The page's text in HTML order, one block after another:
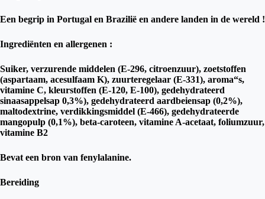
Een begrip in Portugal en Brazilië en andere landen in de wereld !
Ingrediënten en allergenen :
Suiker, verzurende middelen (E-296, citroenzuur), zoetstoffen
(aspartaam, acesulfaam K), zuurteregelaar (E-331), aroma“s,
vitamine C, kleurstoffen (E-120, E-100), gedehydrateerd
sinaasappelsap 0,3%), gedehydrateerd aardbeiensap (0,2%),
maltodextrine, verdikkingsmiddel (E-466), gedehydrateerde
mangopulp (0,1%), beta-caroteen, vitamine A-acetaat, foliumzuur,
vitamine B2
Bevat een bron van fenylalanine.
Bereiding